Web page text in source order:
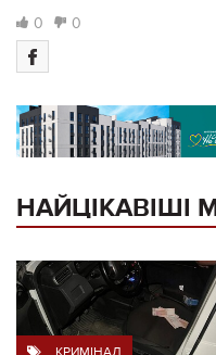
0 0
НАЙЦІКАВІШІ
КРИМІНАЛ